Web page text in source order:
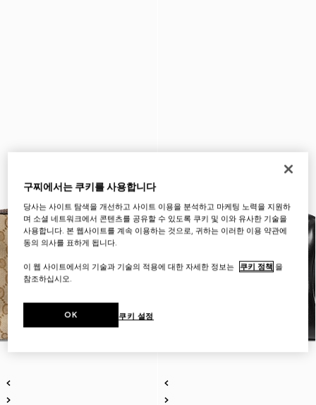
구찌에서는 쿠키를 사용합니다
당사는 사이트 탐색을 개선하고 사이트 이용을 분석하고 마케팅 노력을 지원하
며 소셜 네트워크에서 콘텐츠를 공유할 수 있도록 쿠키 및 이와 유사한 기술을
사용합니다. 본 웹사이트를 계속 이용하는 것으로, 귀하는 이러한 이용 약관에
동의 의사를 표하게 됩니다.
이 웹 사이트에서의 기술과 기술의 적용에 대한 자세한 정보는 쿠키 정책 을
참조하십시오.
쿠키 설정
OK